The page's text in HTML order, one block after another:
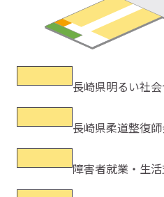
長崎県明るい社
長崎県柔道整復
障害者就業・生